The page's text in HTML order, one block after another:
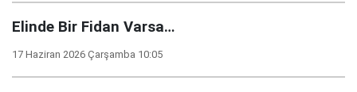
Elinde Bir Fidan Varsa…
17 Haziran 2026 Çarşamba 10:05